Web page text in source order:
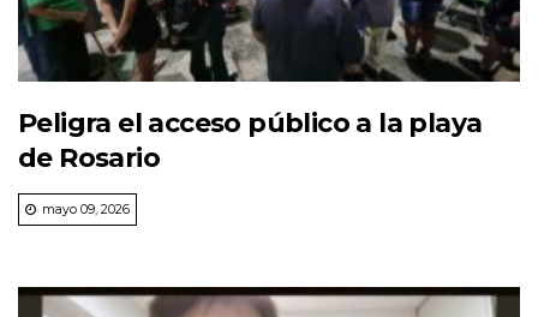
Peligra el acceso público a la playa
de Rosario
mayo 09, 2026